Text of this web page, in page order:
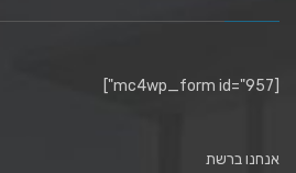
[mc4wp_form id="957"]
אנחנו ברשת